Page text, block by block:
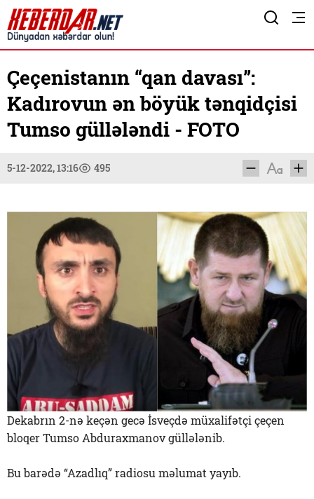
Çeçenistanın “qan davası”:
Kadırovun ən böyük tənqidçisi
Tumso güllələndi - FOTO
5-12-2022, 13:16 495
Dekabrın 2-nə keçən gecə İsveçdə müxalifətçi çeçen
bloqer Tumso Abduraxmanov güllələnib.
Bu barədə “Azadlıq” radiosu məlumat yayıb.